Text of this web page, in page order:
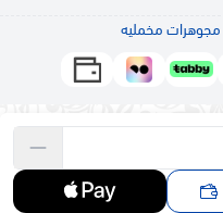
مجوهرات مخمليه